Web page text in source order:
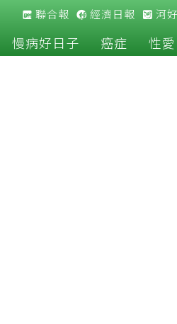
聯合報 經濟日報 河
慢病好日子 癌症 性愛